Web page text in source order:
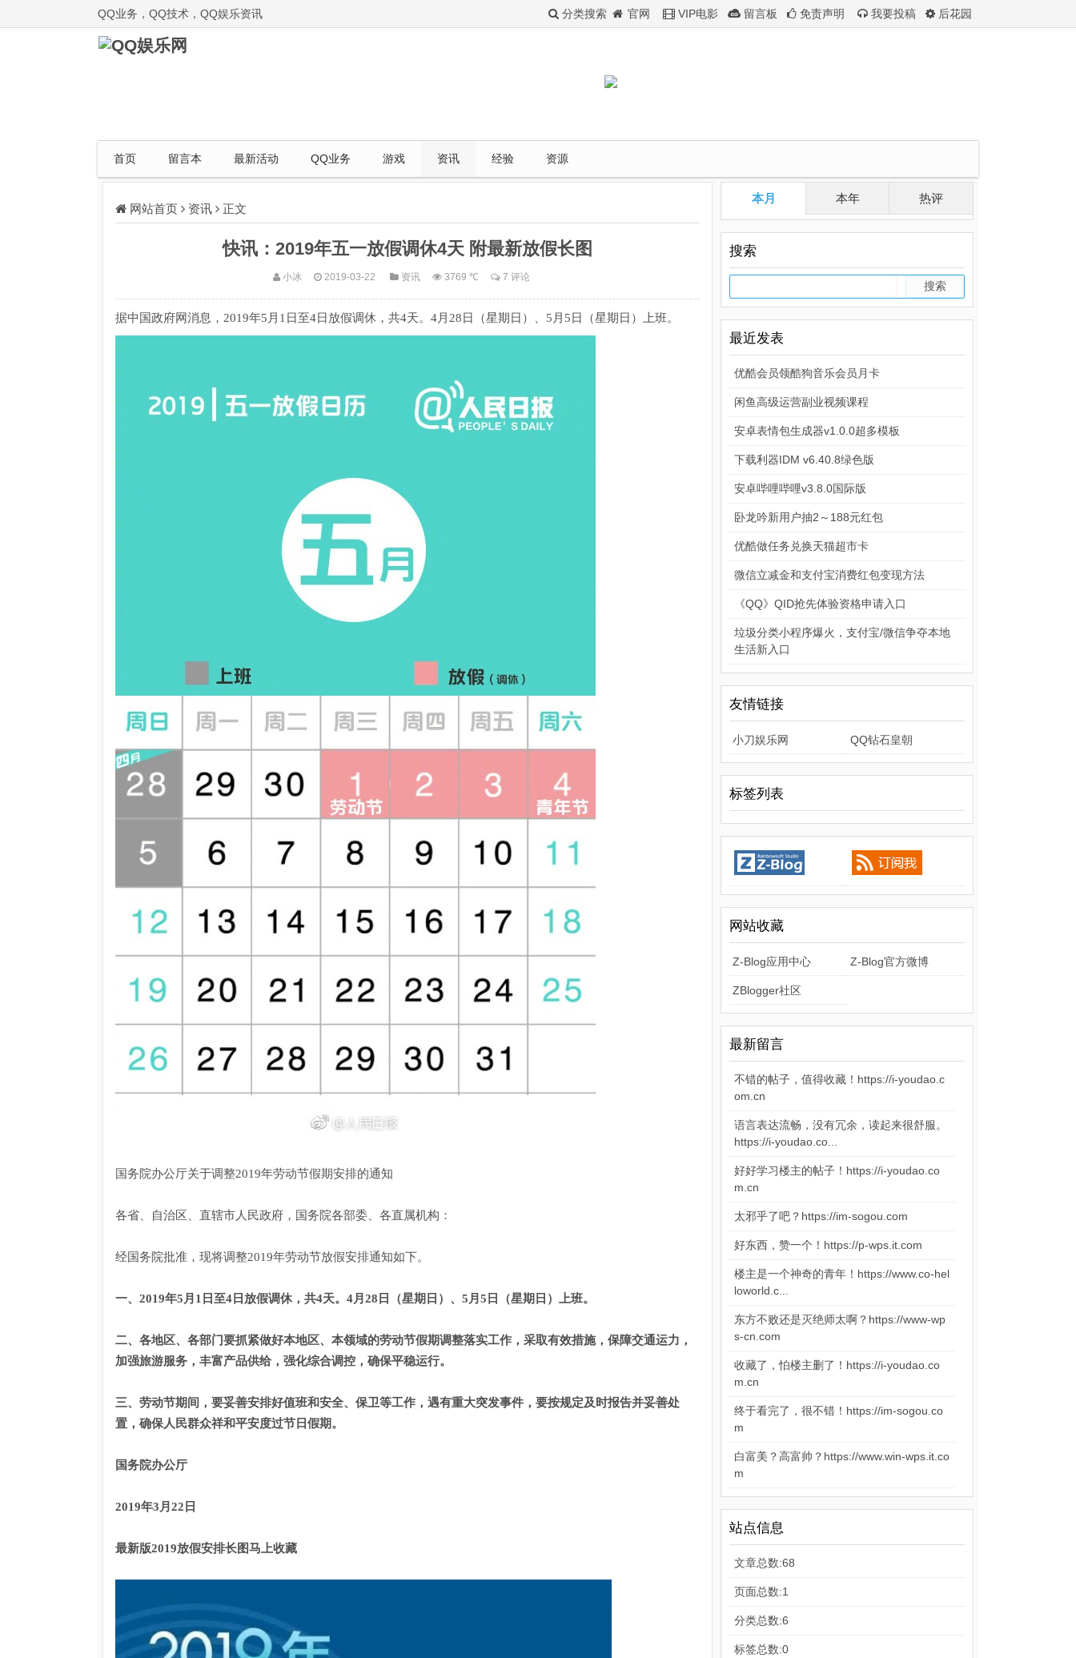
QQ业务，QQ技术，QQ娱乐资讯 分类搜索 官网 VIP电影 留言板 免责声明 我要投稿 后花园
首页 留言本 最新活动 QQ业务 游戏 资讯 经验 资源
网站首页 资讯 正文
快讯：2019年五一放假调休4天 附最新放假长图
小冰 2019-03-22 资讯 3769 ℃ 7 评论
据中国政府网消息，2019年5月1日至4日放假调休，共4天。4月28日（星期日）、5月5日（星期日）上班。
国务院办公厅关于调整2019年劳动节假期安排的通知
各省、自治区、直辖市人民政府，国务院各部委、各直属机构：
经国务院批准，现将调整2019年劳动节放假安排通知如下。
一、2019年5月1日至4日放假调休，共4天。4月28日（星期日）、5月5日（星期日）上班。
二、各地区、各部门要抓紧做好本地区、本领域的劳动节假期调整落实工作，采取有效措施，保障交通运力，
加强旅游服务，丰富产品供给，强化综合调控，确保平稳运行。
三、劳动节期间，要妥善安排好值班和安全、保卫等工作，遇有重大突发事件，要按规定及时报告并妥善处
置，确保人民群众祥和平安度过节日假期。
国务院办公厅
2019年3月22日
最新版2019放假安排长图马上收藏
本月 本年 热评
搜索
最近发表
优酷会员领酷狗音乐会员月卡
闲鱼高级运营副业视频课程
安卓表情包生成器v1.0.0超多模板
下载利器IDM v6.40.8绿色版
安卓哔哩哔哩v3.8.0国际版
卧龙吟新用户抽2～188元红包
优酷做任务兑换天猫超市卡
微信立减金和支付宝消费红包变现方法
《QQ》QID抢先体验资格申请入口
垃圾分类小程序爆火，支付宝/微信争夺本地
生活新入口
友情链接
小刀娱乐网 QQ钻石皇朝
标签列表
网站收藏
Z-Blog应用中心 Z-Blog官方微博
ZBlogger社区
最新留言
不错的帖子，值得收藏！https://i-youdao.c
om.cn
语言表达流畅，没有冗余，读起来很舒服。
https://i-youdao.co...
好好学习楼主的帖子！https://i-youdao.co
m.cn
太邪乎了吧？https://im-sogou.com
好东西，赞一个！https://p-wps.it.com
楼主是一个神奇的青年！https://www.co-hel
loworld.c...
东方不败还是灭绝师太啊？https://www-wp
s-cn.com
收藏了，怕楼主删了！https://i-youdao.co
m.cn
终于看完了，很不错！https://im-sogou.co
m
白富美？高富帅？https://www.win-wps.it.co
m
站点信息
文章总数:68
页面总数:1
分类总数:6
标签总数:0